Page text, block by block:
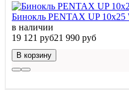
Бинокль PENTAX UP 10x25
в наличии
19 121 руб21 990 руб
В корзину